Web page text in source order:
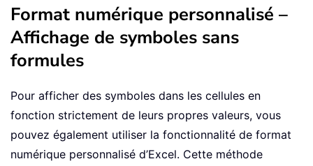
Format numérique personnalisé –
Affichage de symboles sans
formules
Pour afficher des symboles dans les cellules en
fonction strictement de leurs propres valeurs, vous
pouvez également utiliser la fonctionnalité de format
numérique personnalisé d’Excel. Cette méthode